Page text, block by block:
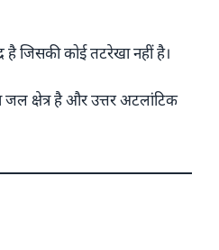
है जिसकी कोई तटरेखा नहीं है।
जल क्षेत्र है और उत्तर अटलांटिक